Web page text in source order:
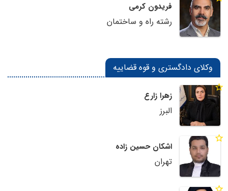
فریدون کرمی
رشته راه و ساختمان
وکلای دادگستری و قوه قضاییه
زهرا زارع
البرز
اشکان حسین زاده
تهران